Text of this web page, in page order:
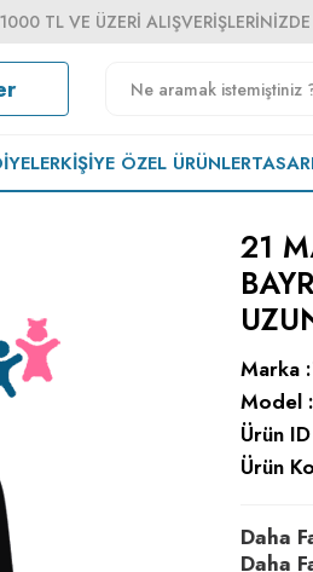
1000 TL VE ÜZERI
KIŞIYE ÖZEL ÜRÜNLER
21
Marka :
Model :
Ürün
Ürün
Daha
Daha